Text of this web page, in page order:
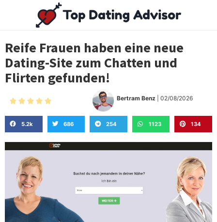
Reife Frauen haben eine neue
Dating-Site zum Chatten und
Flirten gefunden!
     Bertram Benz | 02/08/2026
5.2k 686 254 1123 134